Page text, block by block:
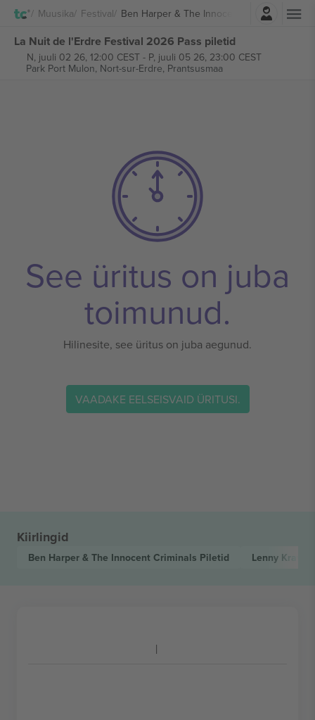
Muusika Festival Ben Harper & The Innocent Criminals
Logi sisse
La Nuit de l'Erdre Festival 2026 Pass piletid
N, juuli 02 26, 12:00 CEST- P, juuli 05 26, 23:00 CEST
Park Port Mulon, Nort-sur-Erdre, Prantsusmaa
See üritus on juba
toimunud.
Hilinesite, see üritus on juba aegunud.
VAADAKE EELSEISVAID ÜRITUSI.
Kiirlingid
Ben Harper & The Innocent Criminals Piletid Lenny Kravitz